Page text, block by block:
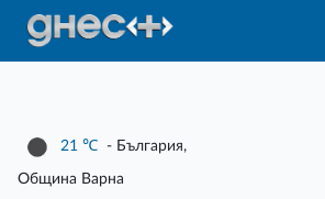
21 ℃ - България,
Община Варна